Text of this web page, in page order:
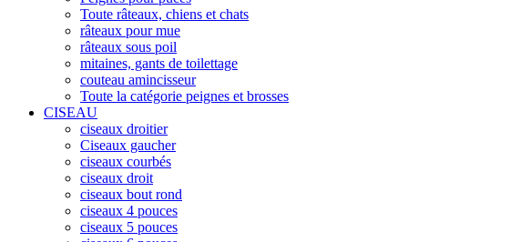
Toute râteaux, chiens et chats
râteaux pour mue
râteaux sous poil
mitaines, gants de toilettage
couteau amincisseur
Toute la catégorie peignes et brosses
CISEAU
ciseaux droitier
Ciseaux gaucher
ciseaux courbés
ciseaux droit
ciseaux bout rond
ciseaux 4 pouces
ciseaux 5 pouces